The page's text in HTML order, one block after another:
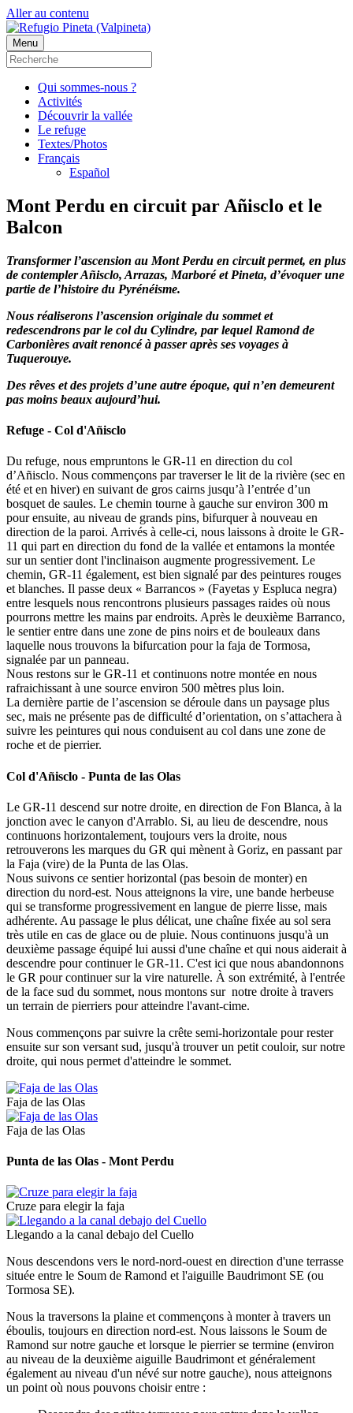
Aller au contenu
Menu
Qui sommes-nous ?
Activités
Découvrir la vallée
Le refuge
Textes/Photos
Français
Español
Mont Perdu en circuit par Añisclo et le
Balcon
Transformer l’ascension au Mont Perdu en circuit permet, en plus
de contempler Añisclo, Arrazas, Marboré et Pineta, d’évoquer une
partie de l’histoire du Pyrénéisme.
Nous réaliserons l’ascension originale du sommet et
redescendrons par le col du Cylindre, par lequel Ramond de
Carbonières avait renoncé à passer après ses voyages à
Tuquerouye.
Des rêves et des projets d’une autre époque, qui n’en demeurent
pas moins beaux aujourd’hui.
Refuge - Col d'Añisclo
Du refuge, nous empruntons le GR-11 en direction du col
d’Añisclo. Nous commençons par traverser le lit de la rivière (sec en
été et en hiver) en suivant de gros cairns jusqu’à l’entrée d’un
bosquet de saules. Le chemin tourne à gauche sur environ 300 m
pour ensuite, au niveau de grands pins, bifurquer à nouveau en
direction de la paroi. Arrivés à celle-ci, nous laissons à droite le GR-
11 qui part en direction du fond de la vallée et entamons la montée
sur un sentier dont l'inclinaison augmente progressivement. Le
chemin, GR-11 également, est bien signalé par des peintures rouges
et blanches. Il passe deux « Barrancos » (Fayetas y Espluca negra)
entre lesquels nous rencontrons plusieurs passages raides où nous
pourrons mettre les mains par endroits. Après le deuxième Barranco,
le sentier entre dans une zone de pins noirs et de bouleaux dans
laquelle nous trouvons la bifurcation pour la faja de Tormosa,
signalée par un panneau.
Nous restons sur le GR-11 et continuons notre montée en nous
rafraichissant à une source environ 500 mètres plus loin.
La dernière partie de l’ascension se déroule dans un paysage plus
sec, mais ne présente pas de difficulté d’orientation, on s’attachera à
suivre les peintures qui nous conduisent au col dans une zone de
roche et de pierrier.
Col d'Añisclo - Punta de las Olas
Le GR-11 descend sur notre droite, en direction de Fon Blanca, à la
jonction avec le canyon d'Arrablo. Si, au lieu de descendre, nous
continuons horizontalement, toujours vers la droite, nous
retrouverons les marques du GR qui mènent à Goriz, en passant par
la Faja (vire) de la Punta de las Olas.
Nous suivons ce sentier horizontal (pas besoin de monter) en
direction du nord-est. Nous atteignons la vire, une bande herbeuse
qui se transforme progressivement en langue de pierre lisse, mais
adhérente. Au passage le plus délicat, une chaîne fixée au sol sera
très utile en cas de glace ou de pluie. Nous continuons jusqu'à un
deuxième passage équipé lui aussi d'une chaîne et qui nous aiderait à
descendre pour continuer le GR-11. C'est ici que nous abandonnons
le GR pour continuer sur la vire naturelle. À son extrémité, à l'entrée
de la face sud du sommet, nous montons sur notre droite à travers
un terrain de pierriers pour atteindre l'avant-cime.
Nous commençons par suivre la crête semi-horizontale pour rester
ensuite sur son versant sud, jusqu'à trouver un petit couloir, sur notre
droite, qui nous permet d'atteindre le sommet.
Faja de las Olas
Faja de las Olas
Punta de las Olas - Mont Perdu
Cruze para elegir la faja
Llegando a la canal debajo del Cuello
Nous descendons vers le nord-nord-ouest en direction d'une terrasse
située entre le Soum de Ramond et l'aiguille Baudrimont SE (ou
Tormosa SE).
Nous la traversons la plaine et commençons à monter à travers un
éboulis, toujours en direction nord-est. Nous laissons le Soum de
Ramond sur notre gauche et lorsque le pierrier se termine (environ
au niveau de la deuxième aiguille Baudrimont et généralement
également au niveau d'un névé sur notre gauche), nous atteignons
un point où nous pouvons choisir entre :